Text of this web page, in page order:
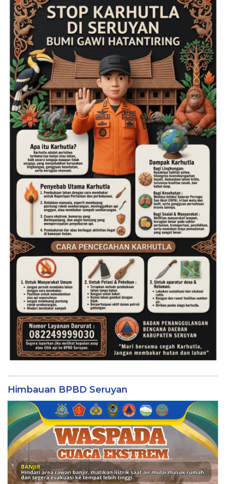
Himbauan BPBD Seruyan